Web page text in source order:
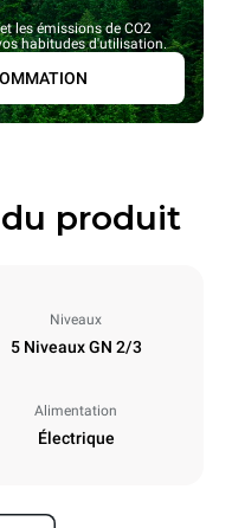
les émissions de CO2
habitudes d'utilisation.
produit
Niveaux
5 Niveaux GN 2/3
Alimentation
Électrique